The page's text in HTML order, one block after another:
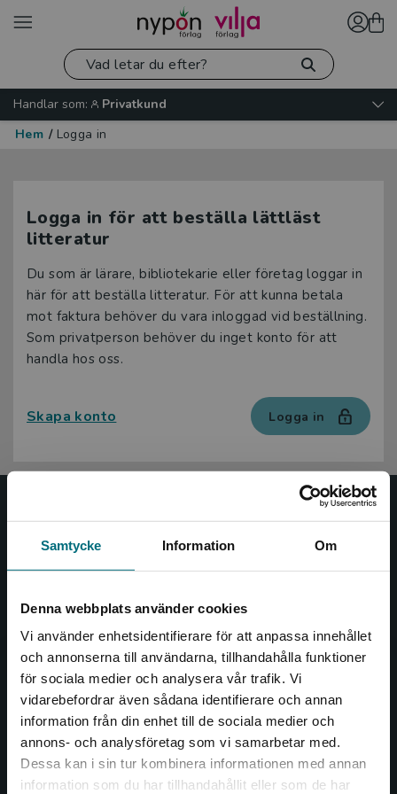
Samtycke Information Om
Denna webbplats använder cookies
Vi använder enhetsidentifierare för att anpassa innehållet
och annonserna till användarna, tillhandahålla funktioner
för sociala medier och analysera vår trafik. Vi
vidarebefordrar även sådana identifierare och annan
information från din enhet till de sociala medier och
annons- och analysföretag som vi samarbetar med.
Dessa kan i sin tur kombinera informationen med annan
information som du har tillhandahållit eller som de har
Begränsad fraktregion
Handlar som:
Privatkund
Hem / Logga in
Logga in för att beställa lättläst
litteratur
Du som är lärare, bibliotekarie eller företag loggar in
här för att beställa litteratur. För att kunna betala
mot faktura behöver du vara inloggad vid beställning.
Som privatperson behöver du inget konto för att
handla hos oss.
Skapa konto Logga in
Nypon och Vilja
såväl barn som vuxna.
Kontakta oss
Kontakta oss
046-31 20 00
Box 141